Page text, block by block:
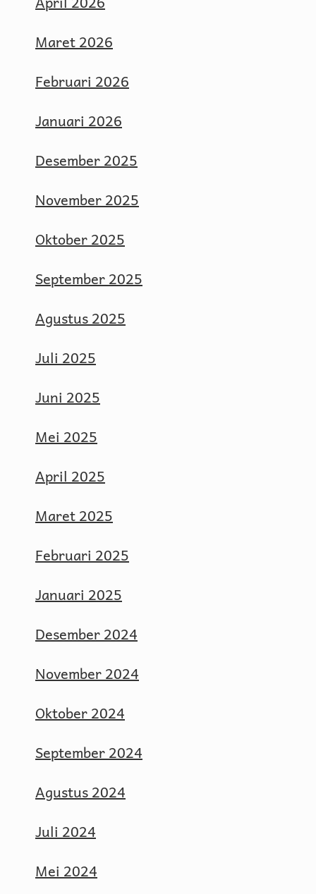
Maret 2026
Februari 2026
Januari 2026
Desember 2025
November 2025
Oktober 2025
September 2025
Agustus 2025
Juli 2025
Juni 2025
Mei 2025
April 2025
Maret 2025
Februari 2025
Januari 2025
Desember 2024
November 2024
Oktober 2024
September 2024
Agustus 2024
Juli 2024
Mei 2024